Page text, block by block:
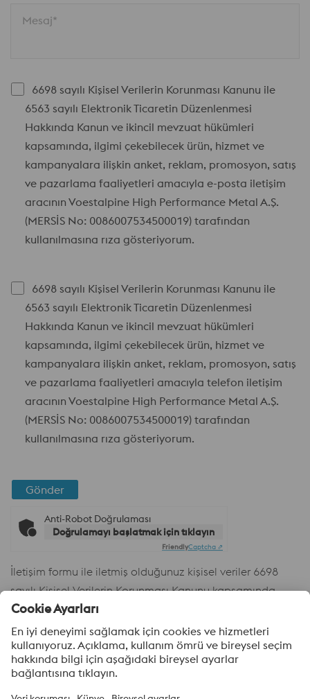
Mesaj*
6698 sayılı Kişisel Verilerin Korunması Kanunu ile
6563 sayılı Elektronik Ticaretin Düzenlenmesi
Hakkında Kanun ve ikincil mevzuat hükümleri
kapsamında, ilgimi çekebilecek ürün, hizmet ve
kampanyalara ilişkin anket, reklam, promosyon, satış
ve pazarlama faaliyetleri amacıyla e-posta iletişim
aracının Voestalpine High Performance Metal A.Ş.
(MERSİS No: 0086007534500019) tarafından
kullanılmasına rıza gösteriyorum.
6698 sayılı Kişisel Verilerin Korunması Kanunu ile
6563 sayılı Elektronik Ticaretin Düzenlenmesi
Hakkında Kanun ve ikincil mevzuat hükümleri
kapsamında, ilgimi çekebilecek ürün, hizmet ve
kampanyalara ilişkin anket, reklam, promosyon, satış
ve pazarlama faaliyetleri amacıyla telefon iletişim
aracının Voestalpine High Performance Metal A.Ş.
(MERSİS No: 0086007534500019) tarafından
kullanılmasına rıza gösteriyorum.
Gönder
Anti-Robot Doğrulaması
Doğrulamayı başlatmak için tıklayın
FriendlyCaptcha ⇗
İletişim formu ile iletmiş olduğunuz kişisel veriler 6698
sayılı Kişisel Verilerin Korunması Kanunu kapsamında
Şirketimiz voestalpine High Performance Metal A.Ş.
tarafından işlenmektedir. Aydınlatma
Metnineburadanulaşabilirsiniz.